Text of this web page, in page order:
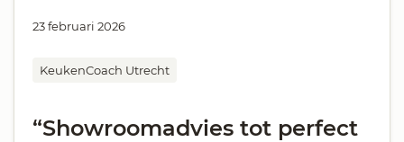
23 februari 2026
KeukenCoach Utrecht
“Showroomadvies tot perfect